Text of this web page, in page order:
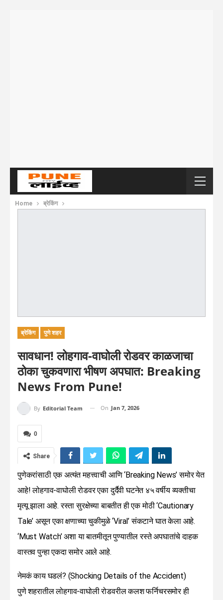
Home ब्रेकिंग
ब्रेकिंग पुणे शहर
सावधान! लोहगाव-वाघोली रोडवर काळजाचा
ठोका चुकवणारा भीषण अपघात: Breaking
News From Pune!
By Editorial Team On Jan 7, 2026
0
Share
पुणेकरांसाठी एक अत्यंत महत्त्वाची आणि ‘Breaking News’ समोर येत
आहे! लोहगाव-वाघोली रोडवर एका दुर्दैवी घटनेत ४५ वर्षीय व्यक्तीचा
मृत्यू झाला आहे. रस्ता सुरक्षेच्या बाबतीत ही एक मोठी ‘Cautionary
Tale’ असून एका क्षणाच्या चुकीमुळे ‘Viral’ संकटाने घात केला आहे.
‘Must Watch’ अशा या बातमीतून पुण्यातील रस्ते अपघातांचे दाहक
वास्तव पुन्हा एकदा समोर आले आहे.
नेमकं काय घडलं? (Shocking Details of the Accident)
पुणे शहरातील लोहगाव-वाघोली रोडवरील कलश फर्निचरसमोर ही